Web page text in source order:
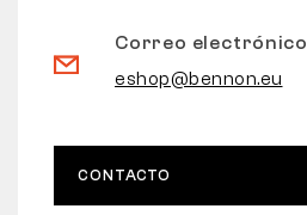
Correo electrónico
eshop@bennon.eu
CONTACTO